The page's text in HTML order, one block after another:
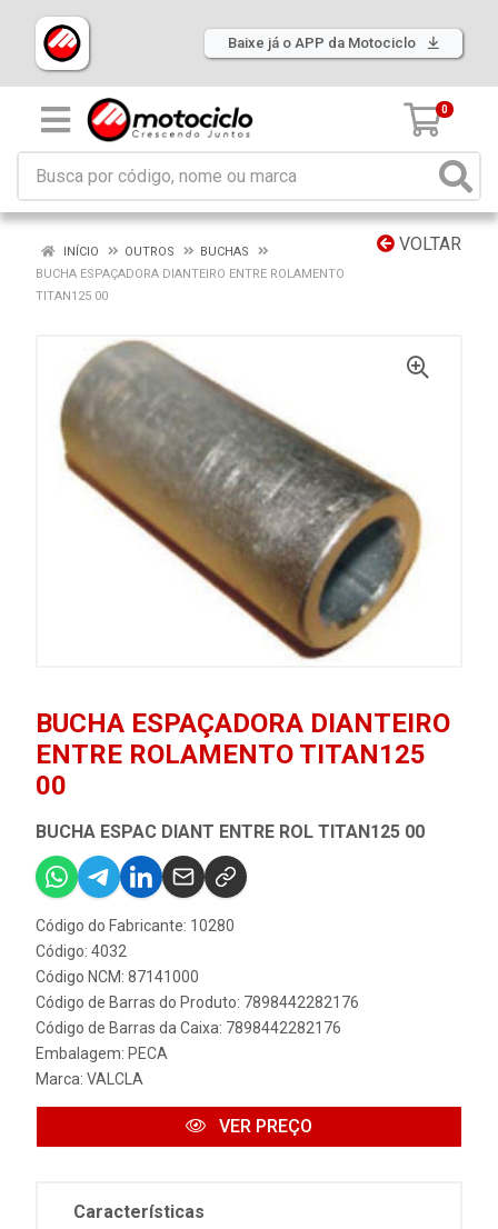
Baixe já o APP da Motociclo
0
VOLTAR
INÍCIO OUTROS
BUCHAS
BUCHA ESPAÇADORA DIANTEIRO ENTRE ROLAMENTO
TITAN125 00
BUCHA ESPAÇADORA DIANTEIRO
ENTRE ROLAMENTO TITAN125
00
BUCHA ESPAC DIANT ENTRE ROL TITAN125 00
Código do Fabricante: 10280
Código: 4032
Código NCM: 87141000
Código de Barras do Produto: 7898442282176
Código de Barras da Caixa: 7898442282176
Embalagem: PECA
Marca: VALCLA
VER PREÇO
Características